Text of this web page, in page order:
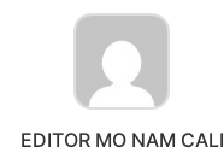
EDITOR MO NAM CALI